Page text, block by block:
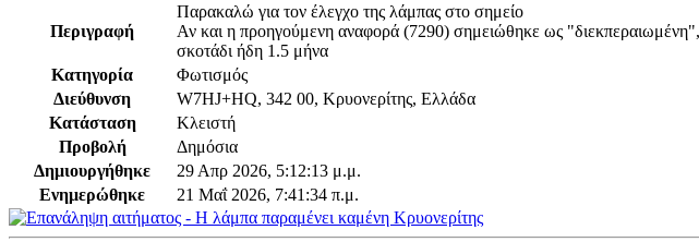
Περιγραφή
Παρακαλώ για τον έλεγχο της λάμπας στο σημείο
Αν και η προηγούμενη αναφορά (7290) σημειώθηκε ως
σκοτάδι ήδη 1.5 μήνα
Κατηγορία
Φωτισμός
Διεύθυνση
W7HJ+HQ, 342 00, Κρυονερίτης, Ελλάδα
Κατάσταση
Κλειστή
Προβολή
Δημόσια
Δημιουργήθηκε
29 Απρ 2026, 5:12:13 μ.μ.
Ενημερώθηκε
21 Μαΐ 2026, 7:41:34 π.μ.